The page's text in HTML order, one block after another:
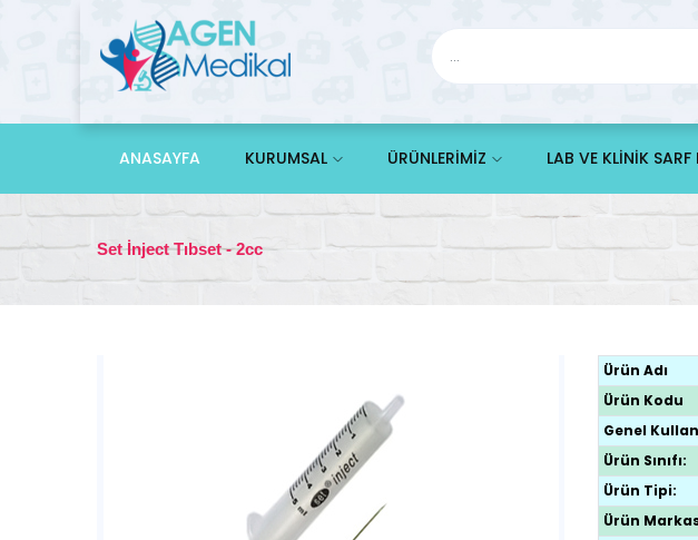
ANASAYFA KURUMSAL ÜRÜNLERİMİZ LAB VE KLİNİK SARF
Set İnject Tıbset - 2cc
Ürün Adı
Ürün Kodu
Genel
Ürün Sınıfı:
Ürün Tipi:
Ürün